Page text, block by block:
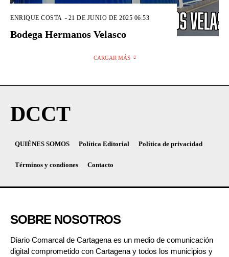
ENRIQUE COSTA - 21 DE JUNIO DE 2025 06:53
Bodega Hermanos Velasco
CARGAR MÁS
DCCT
QUIÉNES SOMOS Política Editorial Política de privacidad
Términos y condiones Contacto
SOBRE NOSOTROS
Diario Comarcal de Cartagena es un medio de comunicación
digital comprometido con Cartagena y todos los municipios y